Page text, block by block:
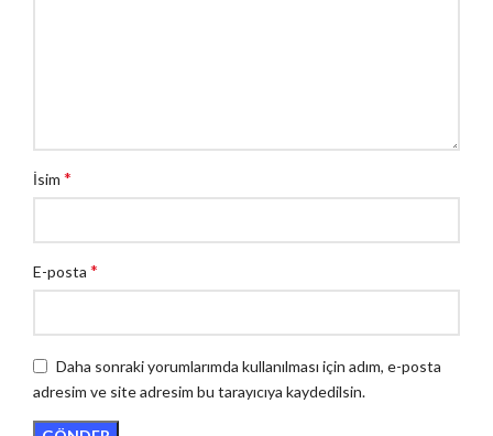
İsim *
E-posta *
Daha sonraki yorumlarımda kullanılması için adım, e-posta
adresim ve site adresim bu tarayıcıya kaydedilsin.